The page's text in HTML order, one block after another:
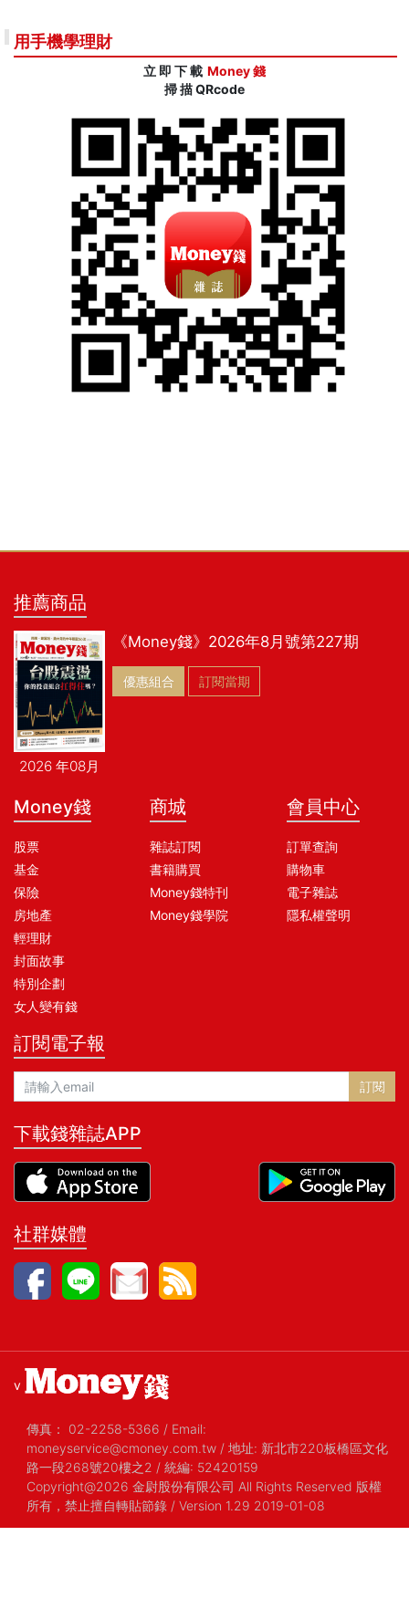
用手機學理財
立 即 下 載 Money 錢
掃 描 QRcode
推薦商品
2026 年08月
《Money錢》2026年8月號第227期
優惠組合 訂閱當期
Money錢
股票
基金
保險
房地產
輕理財
封面故事
特別企劃
女人變有錢
商城
雜誌訂閱
書籍購買
Money錢特刊
Money錢學院
會員中心
訂單查詢
購物車
電子雜誌
隱私權聲明
訂閱電子報
訂閱
下載錢雜誌APP
社群媒體
v
傳真： 02-2258-5366 / Email:
moneyservice@cmoney.com.tw / 地址: 新北市220板橋區文化
路一段268號20樓之2 / 統編: 52420159
Copyright@2026 金尉股份有限公司 All Rights Reserved 版權
所有，禁止擅自轉貼節錄 / Version 1.29 2019-01-08